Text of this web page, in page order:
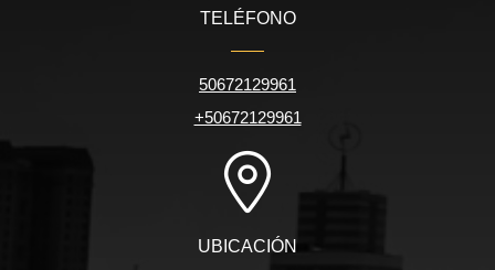
TELÉFONO
50672129961
+50672129961
UBICACIÓN